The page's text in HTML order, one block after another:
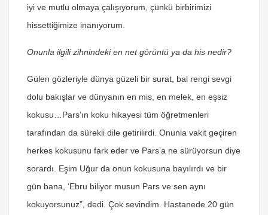
iyi ve mutlu olmaya çalışıyorum, çünkü birbirimizi
hissettiğimize inanıyorum.
Onunla ilgili zihnindeki en net görüntü ya da his nedir?
Gülen gözleriyle dünya güzeli bir surat, bal rengi sevgi
dolu bakışlar ve dünyanın en mis, en melek, en eşsiz
kokusu…Pars’ın koku hikayesi tüm öğretmenleri
tarafından da sürekli dile getirilirdi. Onunla vakit geçiren
herkes kokusunu fark eder ve Pars’a ne sürüyorsun diye
sorardı. Eşim Uğur da onun kokusuna bayılırdı ve bir
gün bana, ‘Ebru biliyor musun Pars ve sen aynı
kokuyorsunuz”, dedi. Çok sevindim. Hastanede 20 gün